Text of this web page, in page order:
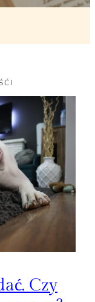
Czy